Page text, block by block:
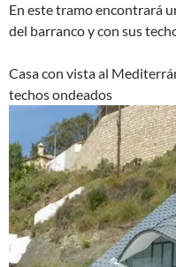
En este tramo encontrará
del barranco y con sus
Casa con vista al
techos ondeados